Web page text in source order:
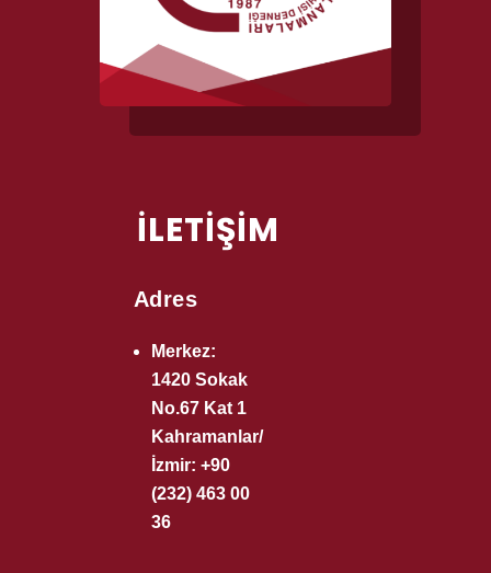
İLETİŞİM
Adres
Merkez:
1420 Sokak
No.67 Kat 1
Kahramanlar/
İzmir: +90
(232) 463 00
36